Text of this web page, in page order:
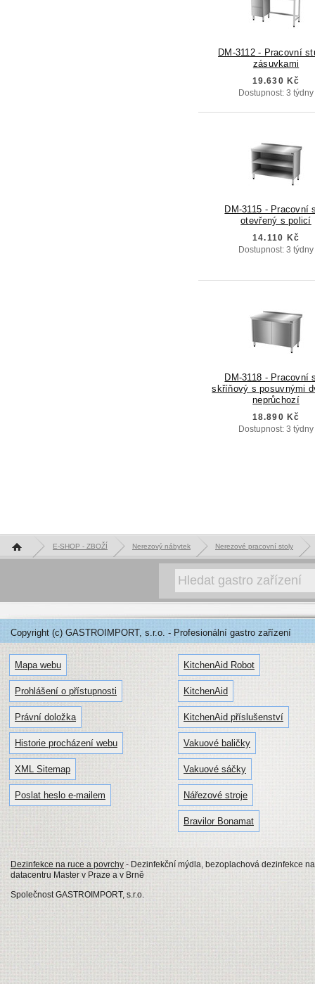
DM-3112 - Pracovní
zásuvkami
19.630 Kč
Dostupnost: 3 týdny
DM-3115 - Pracovní
otevřený s policí
14.110 Kč
Dostupnost: 3 týdny
DM-3118 - Pracovní
skříňový s posuvnými
neprůchozí
18.890 Kč
Dostupnost: 3 týdny
Hlavní stránka E-SHOP - ZBOŽÍ Nerezový nábytek Nerezové pracovní stoly
Copyright (c) GASTROIMPORT, s.r.o. - Profesionální gastro zařízení
Mapa webu
Prohlášení o přístupnosti
Právní doložka
Historie procházení webu
XML Sitemap
Poslat heslo e-mailem
KitchenAid Robot
KitchenAid
KitchenAid příslušenství
Vakuové baličky
Vakuové sáčky
Nářezové stroje
Bravilor Bonamat
Dezinfekce na ruce a povrchy - Dezinfekční mýdla, bezoplachová dezinfekce
datacentru Master v Praze a v Brně
Společnost GASTROIMPORT, s.r.o.